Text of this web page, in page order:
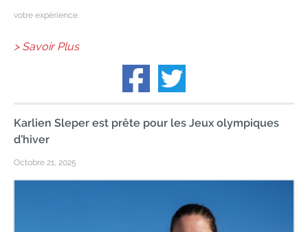
votre expérience.
> Savoir Plus
Karlien Sleper est prête pour les Jeux olympiques
d’hiver
Octobre 21, 2025